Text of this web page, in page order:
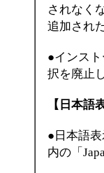
されなく
追加され
●インス
択を廃止
【日本語
●日本語
内の「